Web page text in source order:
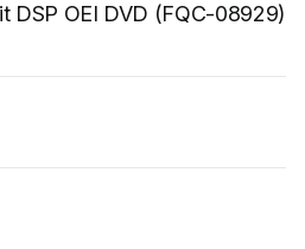
DSP OEI DVD (FQC-08929)